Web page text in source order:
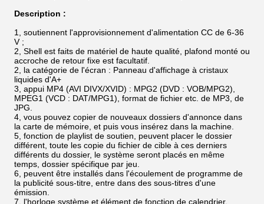
Description :
1, soutiennent l'approvisionnement d'alimentation CC de 6-36
V ;
2, Shell est faits de matériel de haute qualité, plafond monté ou
accroche de retour fixe est facultatif.
2, la catégorie de l'écran : Panneau d'affichage à cristaux
liquides d'A+
3, appui MP4 (AVI DIVX/XVID) : MPG2 (DVD : VOB/MPG2),
MPEG1 (VCD : DAT/MPG1), format de fichier etc. de MP3, de
JPG.
4, vous pouvez copier de nouveaux dossiers d'annonce dans
la carte de mémoire, et puis vous insérez dans la machine.
5, fonction de playlist de soutien, peuvent placer le dossier
différent, toute les copie du fichier de cible à ces derniers
différents du dossier, le système seront placés en même
temps, dossier spécifique par jeu.
6, peuvent être installés dans l'écoulement de programme de
la publicité sous-titre, entre dans des sous-titres d'une
émission.
7, l'horloge système et élément de fonction de calendrier.